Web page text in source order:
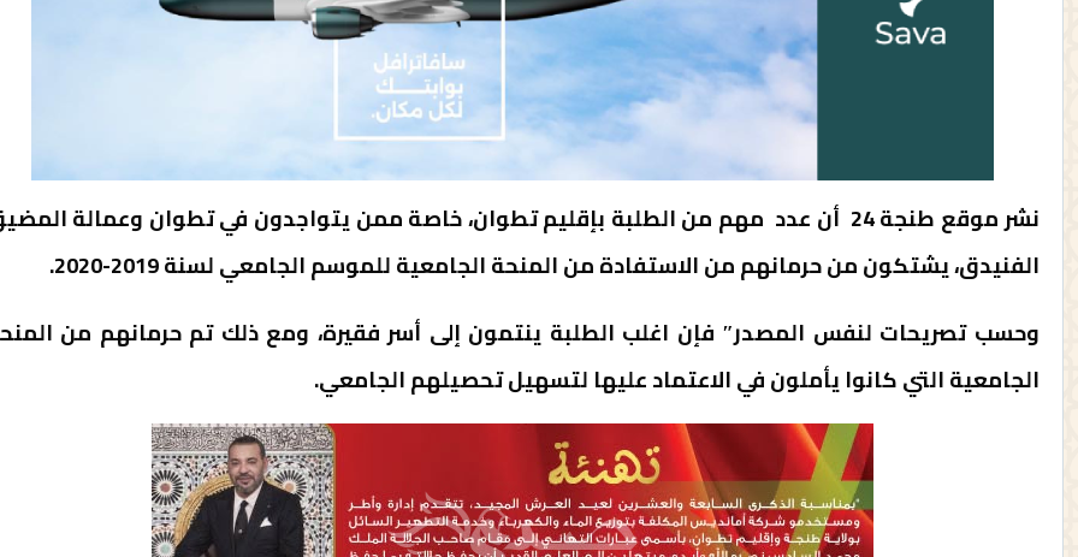
نشر موقع طنجة 24 أن عدد مهم من الطلبة بإقليم تطوان، خاصة ممن يتواجدون في تطوان وعمالة
الفنيدق، يشتكون من حرمانهم من الاستفادة من المنحة الجامعية للموسم الجامعي لسنة 2019-2020.
وحسب تصريحات لنفس المصدر″ فإن اغلب الطلبة ينتمون إلى أسر فقيرة، ومع ذلك تم حرمانهم من
الجامعية التي كانوا يأملون في الاعتماد عليها لتسهيل تحصيلهم الجامعي.